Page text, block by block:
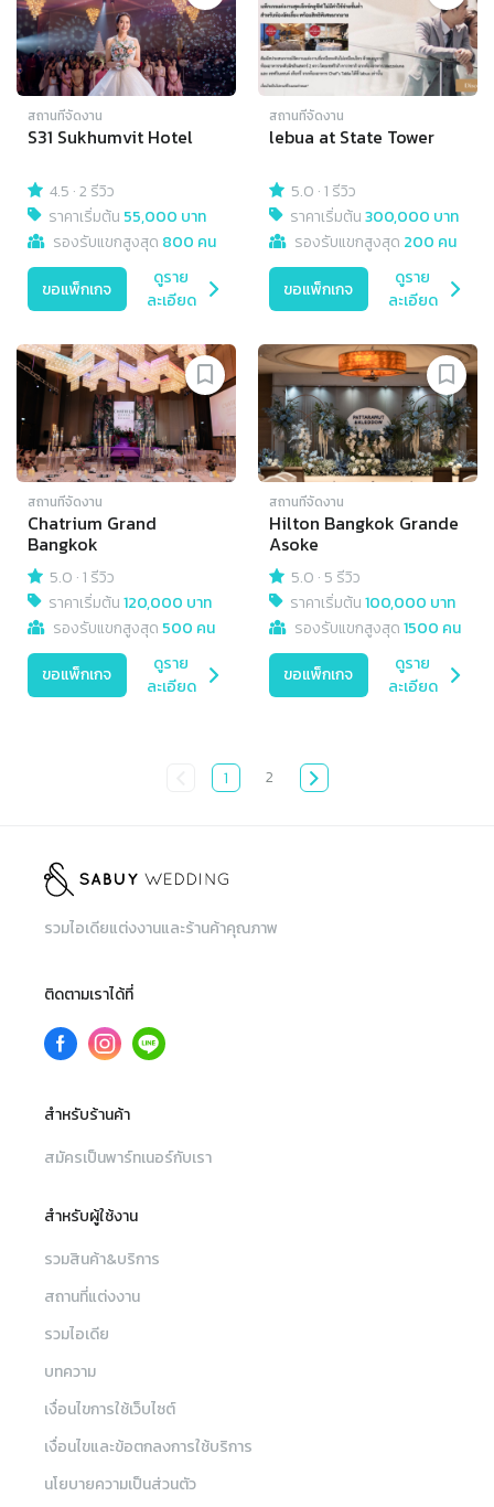
สถานที่จัดงาน
S31 Sukhumvit Hotel
4.5 ·2 รีวิว
ราคาเริ่มต้น 55,000 บาท
รองรับแขกสูงสุด 800 คน
ขอแพ็กเกจ
ดูราย
ละเอียด
สถานที่จัดงาน
lebua at State Tower
5.0 ·1 รีวิว
ราคาเริ่มต้น300,000 บาท
รองรับแขกสูงสุด 200 คน
ขอแพ็กเกจ
ดูราย
ละเอียด
สถานที่จัดงาน
Chatrium Grand
Bangkok
5.0 ·1 รีวิว
ราคาเริ่มต้น120,000 บาท
รองรับแขกสูงสุด 500 คน
ขอแพ็กเกจ
ดูราย
ละเอียด
สถานที่จัดงาน
Hilton Bangkok Grande
Asoke
5.0 · 5 รีวิว
ราคาเริ่มต้น100,000 บาท
รองรับแขกสูงสุด1500 คน
ขอแพ็กเกจ
ดูราย
ละเอียด
1 2
รวมไอเดียแต่งงานและร้านค้าคุณภาพ
ติดตามเราได้ที่
สำหรับร้านค้า
สมัครเป็นพาร์ทเนอร์กับเรา
สำหรับผู้ใช้งาน
รวมสินค้า&บริการ
สถานที่แต่งงาน
รวมไอเดีย
บทความ
เงื่อนไขการใช้เว็บไซต์
เงื่อนไขและข้อตกลงการใช้บริการ
นโยบายความเป็นส่วนตัว